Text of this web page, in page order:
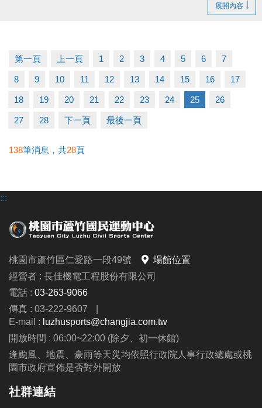
若有相關問題，請撥打03-2639066 #301 #302 洽詢
展開內容
第一頁 上一頁 1 2 3 4 5 6 7
8 9 10 11 12 13 14 15 16 17
18 19 20 21 22 23 24 25 26
27 28 下一頁 最後一頁
138筆消息，共28頁
:::
桃園市蘆竹區仁愛路一段49號
場館位置
經營者 : 長佳機電工程股份有限公司
電話 : 03-263-9066
傳真 : 03-222-9607
|
E-mail : luzhusports@changjia.com.tw
開放時間 : 06:00~22:00 (除夕、初一休館)
逢颱風、地震、豪雨等天災均依照行政院人事行政總處或桃
園市政府宣佈是否對外開放
社群連結